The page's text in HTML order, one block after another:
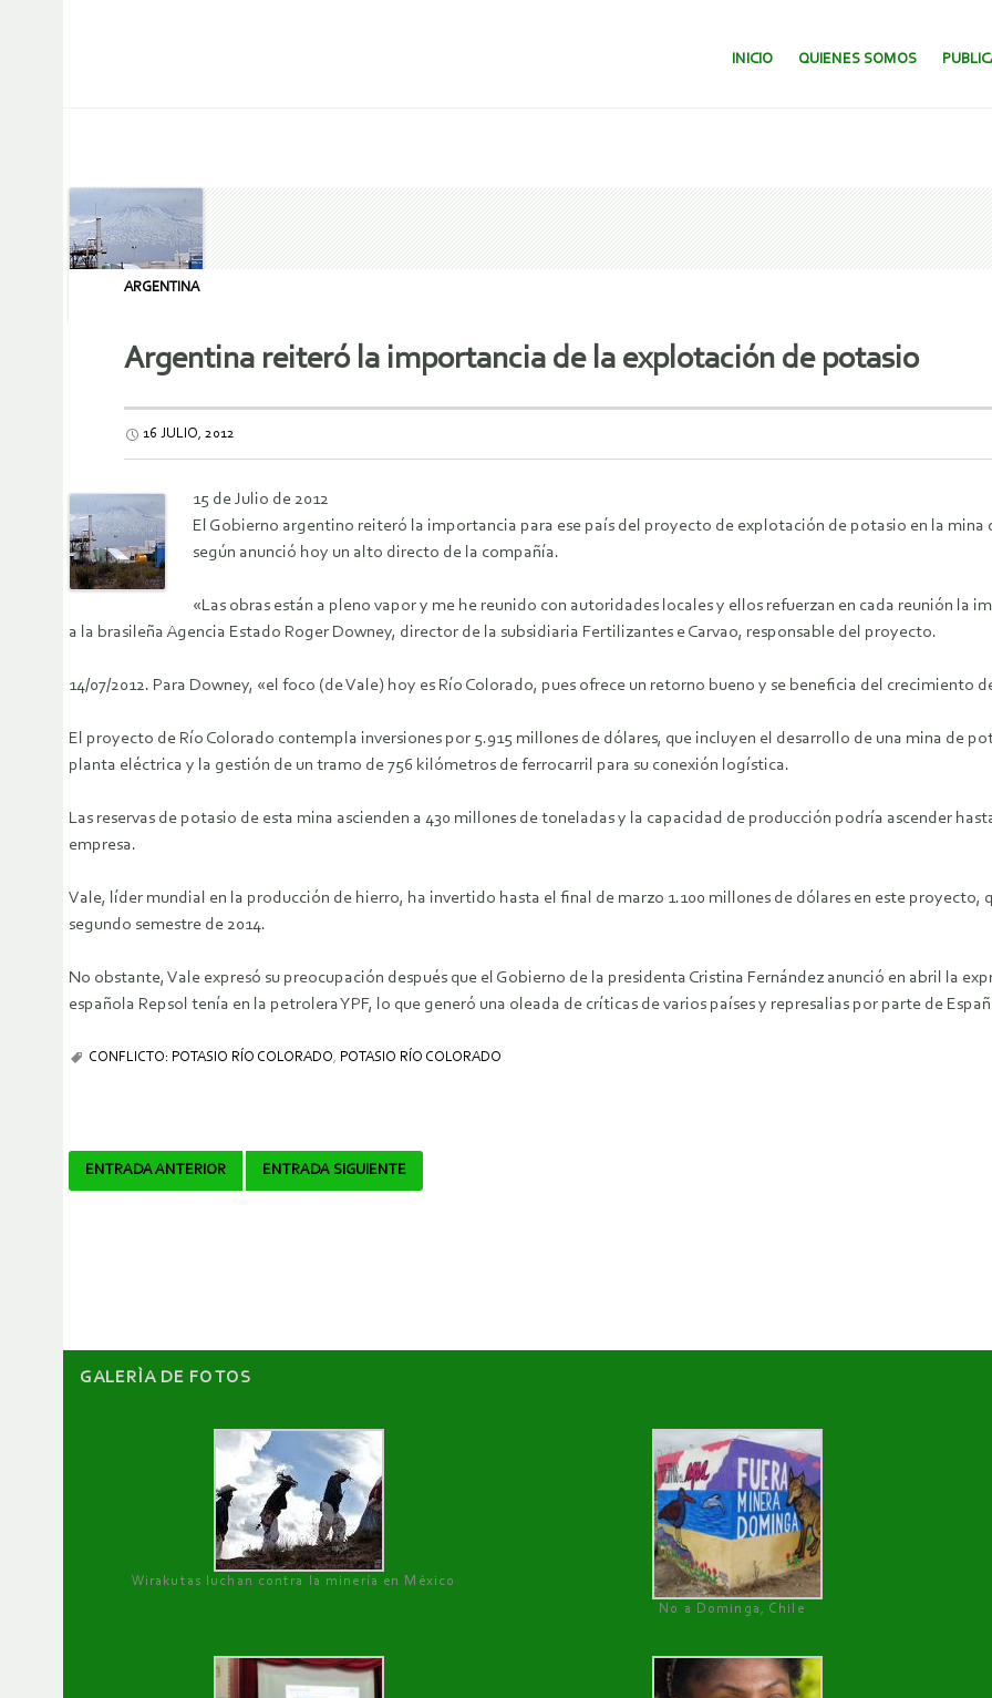
SALTAR AL CONTENIDO.
INICIO QUIENES SOMOS
ARGENTINA
Argentina reiteró la importancia de la explotación de potasio
16 JULIO, 2012
15 de Julio de 2012
El Gobierno argentino reiteró la importancia para ese país del proyecto de explotación de potasio en la
según anunció hoy un alto directo de la compañía.
«Las obras están a pleno vapor y me he reunido con autoridades locales y ellos refuerzan en cada reunión
a la brasileña Agencia Estado Roger Downey, director de la subsidiaria Fertilizantes e Carvao, responsable del proyecto.
14/07/2012. Para Downey, «el foco (de Vale) hoy es Río Colorado, pues ofrece un retorno bueno y se beneficia del crecimiento
El proyecto de Río Colorado contempla inversiones por 5.915 millones de dólares, que incluyen el desarrollo de una mina de
planta eléctrica y la gestión de un tramo de 756 kilómetros de ferrocarril para su conexión logística.
Las reservas de potasio de esta mina ascienden a 430 millones de toneladas y la capacidad de producción podría ascender
empresa.
Vale, líder mundial en la producción de hierro, ha invertido hasta el final de marzo 1.100 millones de dólares en este proyecto,
segundo semestre de 2014.
No obstante, Vale expresó su preocupación después que el Gobierno de la presidenta Cristina Fernández anunció en abril la
española Repsol tenía en la petrolera YPF, lo que generó una oleada de críticas de varios países y represalias por parte de
CONFLICTO: POTASIO RÍO COLORADO, POTASIO RÍO COLORADO
Navegador
ENTRADA ANTERIOR ENTRADA SIGUIENTE
GALERÌA DE FOTOS
Wirakutas luchan contra la minería en México
No a Dominga, Chile